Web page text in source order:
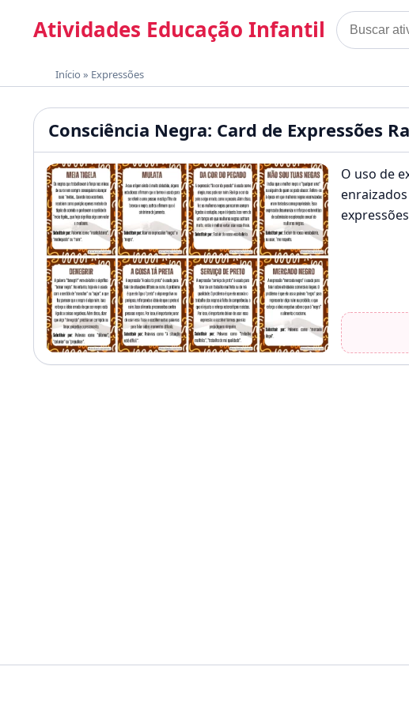
Atividades Educação Infantil Buscar por:
Início » Expressões
Atividades Educação Infantil
Consciência Negra: Card de Expressões
O uso de